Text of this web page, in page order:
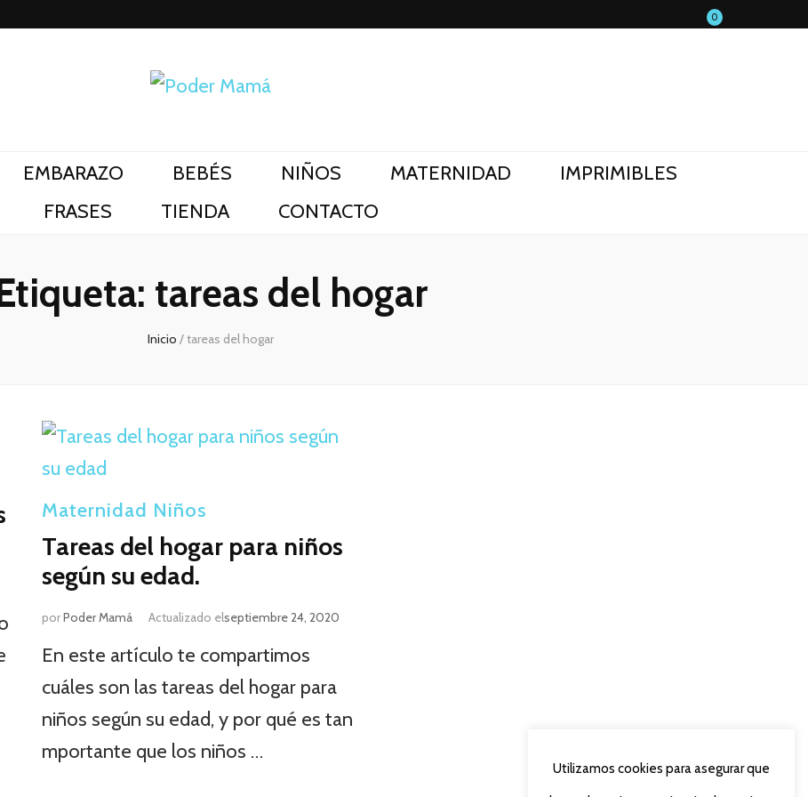
0
EMBARAZO BEBÉS NIÑOS MATERNIDAD
IMPRIMIBLES
FRASES
TIENDA CONTACTO
tareas del hogar
Inicio /tareas del hogar
Maternidad Niños
Tareas del hogar para niños
según su edad.
porPoder Mamá Actualizado elseptiembre 24, 2020
En este artículo te compartimos
cuáles son las tareas del hogar para
niños según su edad, y por qué es tan
mportante que los niños …
Utilizamos cookies para asegurar que